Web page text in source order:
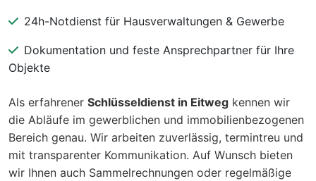
24h-Notdienst für Hausverwaltungen & Gewerbe
Dokumentation und feste Ansprechpartner für Ihre
Objekte
Als erfahrener Schlüsseldienst in Eitweg kennen wir
die Abläufe im gewerblichen und immobilienbezogenen
Bereich genau. Wir arbeiten zuverlässig, termintreu und
mit transparenter Kommunikation. Auf Wunsch bieten
wir Ihnen auch Sammelrechnungen oder regelmäßige